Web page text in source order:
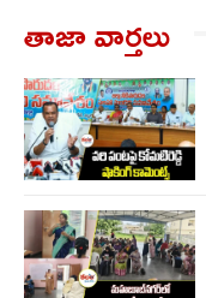
తాజా వార్త‌లు